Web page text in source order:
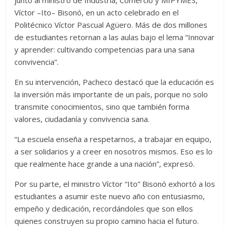
p k er
ti
r
Víctor –Ito– Bisonó, en un acto celebrado en el
Politécnico Víctor Pascual Agüero. Más de dos millones
de estudiantes retornan a las aulas bajo el lema “Innovar
y aprender: cultivando competencias para una sana
convivencia”.
En su intervención, Pacheco destacó que la educación es
la inversión más importante de un país, porque no solo
transmite conocimientos, sino que también forma
valores, ciudadanía y convivencia sana.
“La escuela enseña a respetarnos, a trabajar en equipo,
a ser solidarios y a creer en nosotros mismos. Eso es lo
que realmente hace grande a una nación”, expresó.
Por su parte, el ministro Víctor “Ito” Bisonó exhortó a los
estudiantes a asumir este nuevo año con entusiasmo,
empeño y dedicación, recordándoles que son ellos
quienes construyen su propio camino hacia el futuro.